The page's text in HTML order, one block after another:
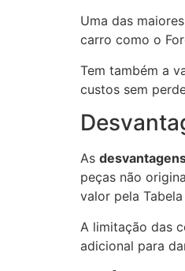
Uma das maiores
carro como o
Tem também a
custos sem
As
peças não
valor pela
A limitação das
adicional para